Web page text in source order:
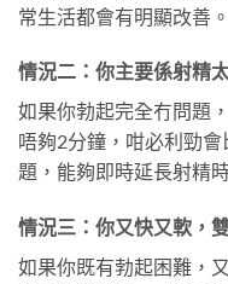
常生活都會有明顯改善。
情況二：你主要係射精
如果你勃起完全冇問題
唔夠2分鐘，咁必利勁
題，能夠即時延長射精
情況三：你又快又軟，
如果你既有勃起困難，